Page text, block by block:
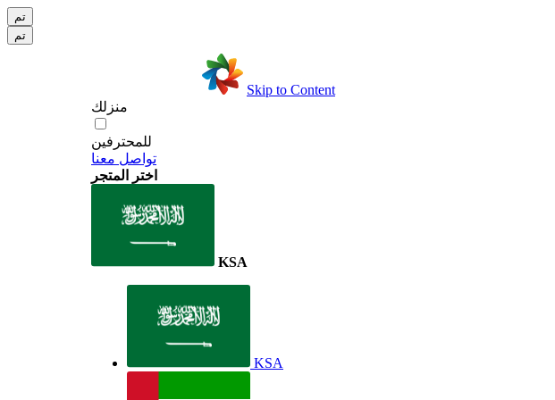
تم
تم
Skip to Content
منزلك
للمحترفين
تواصل معنا
اختر المتجر
KSA
KSA